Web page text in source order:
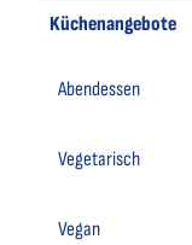
Küchenangebote
Abendessen
Vegetarisch
Vegan